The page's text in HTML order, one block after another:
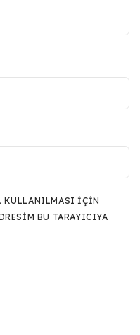
KULLANILMASI IÇIN
BU TARAYICIYA